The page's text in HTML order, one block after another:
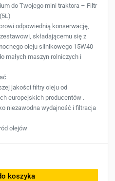
do Twojego mini traktora – Filtr
odpowiednią konserwację,
składającemu się z
oleju silnikowego 15W40
małych maszyn rolniczych i
jakości filtry oleju od
europejskich producentów .
niezawodna wydajność i filtracja
olejów
koszyka